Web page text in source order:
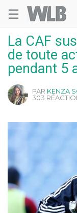
☰
La CAF
de toute
pendant 5
PAR KENZA
303